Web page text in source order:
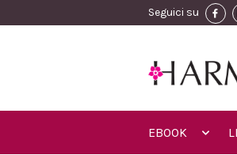
Seguici su
EBOOK